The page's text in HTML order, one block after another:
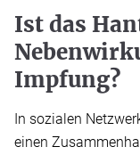
Ist das
Impfung?
In sozialen
einen